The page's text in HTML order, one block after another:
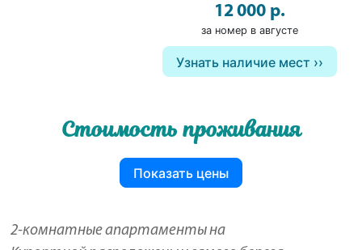
12 000 р.
за номер в августе
Узнать наличие мест
Стоимость проживания
Показать цены
2-комнатные апартаменты на